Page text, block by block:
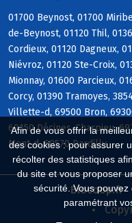
Afin de vous offrir la
des cookies : pour assurer
récolter des statistiques
du site et vous proposer
sécurité. Vous
paramétrant
01700 Beynost, 01700
de-Beynost, 01120 Thil,
Cordieux, 01120 Dagneux,
Niévroz, 01120 Ste-Croix,
Mionnay, 01600 Parcieux,
Corcy, 01390 Tramoyes,
Villette-d, 69500 Bron,
69150 Décines-Charpieu,
Mont-d, 69570 Dardilly
Biocoop.fr